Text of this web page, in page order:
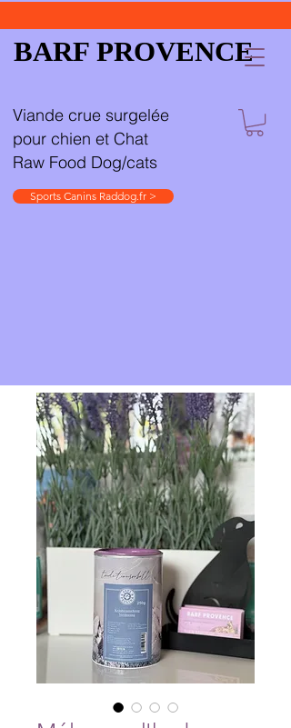
BARF PROVENCE
Viande crue surgelée
pour chien et Chat
Raw Food Dog/cats
Sports Canins Raddog.fr >